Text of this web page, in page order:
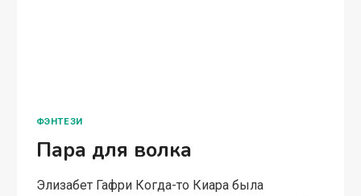
ФЭНТЕЗИ
Пара для волка
Элизабет Гафри Когда-то Киара была